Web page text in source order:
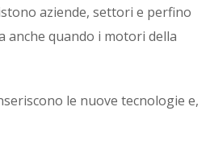
aziende, settori e perfino
anche quando i motori della
le nuove tecnologie e,